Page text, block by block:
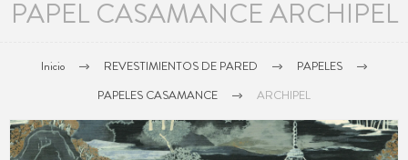
PAPEL CASAMANCE ARCHIPEL
Inicio REVESTIMIENTOS DE PARED
PAPELES
PAPELES CASAMANCE
ARCHIPEL